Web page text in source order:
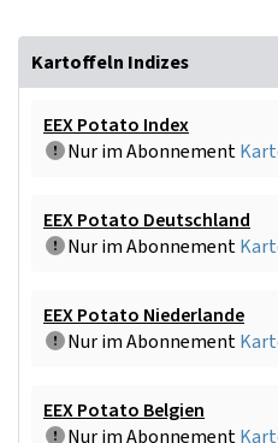
Kartoffeln Indizes
EEX Potato Index
Nur im Abonnement
EEX Potato Deutschland
Nur im Abonnement
EEX Potato Niederlande
Nur im Abonnement
EEX Potato Belgien
Nur im Abonnement